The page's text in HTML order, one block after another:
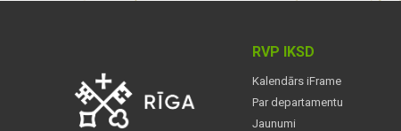
RVP IKSD
Kalendārs iFrame
Par departamentu
Jaunumi